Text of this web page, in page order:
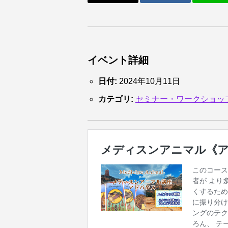
イベント詳細
日付: 2024年10月11日
カテゴリ: セミナー・ワークショッ